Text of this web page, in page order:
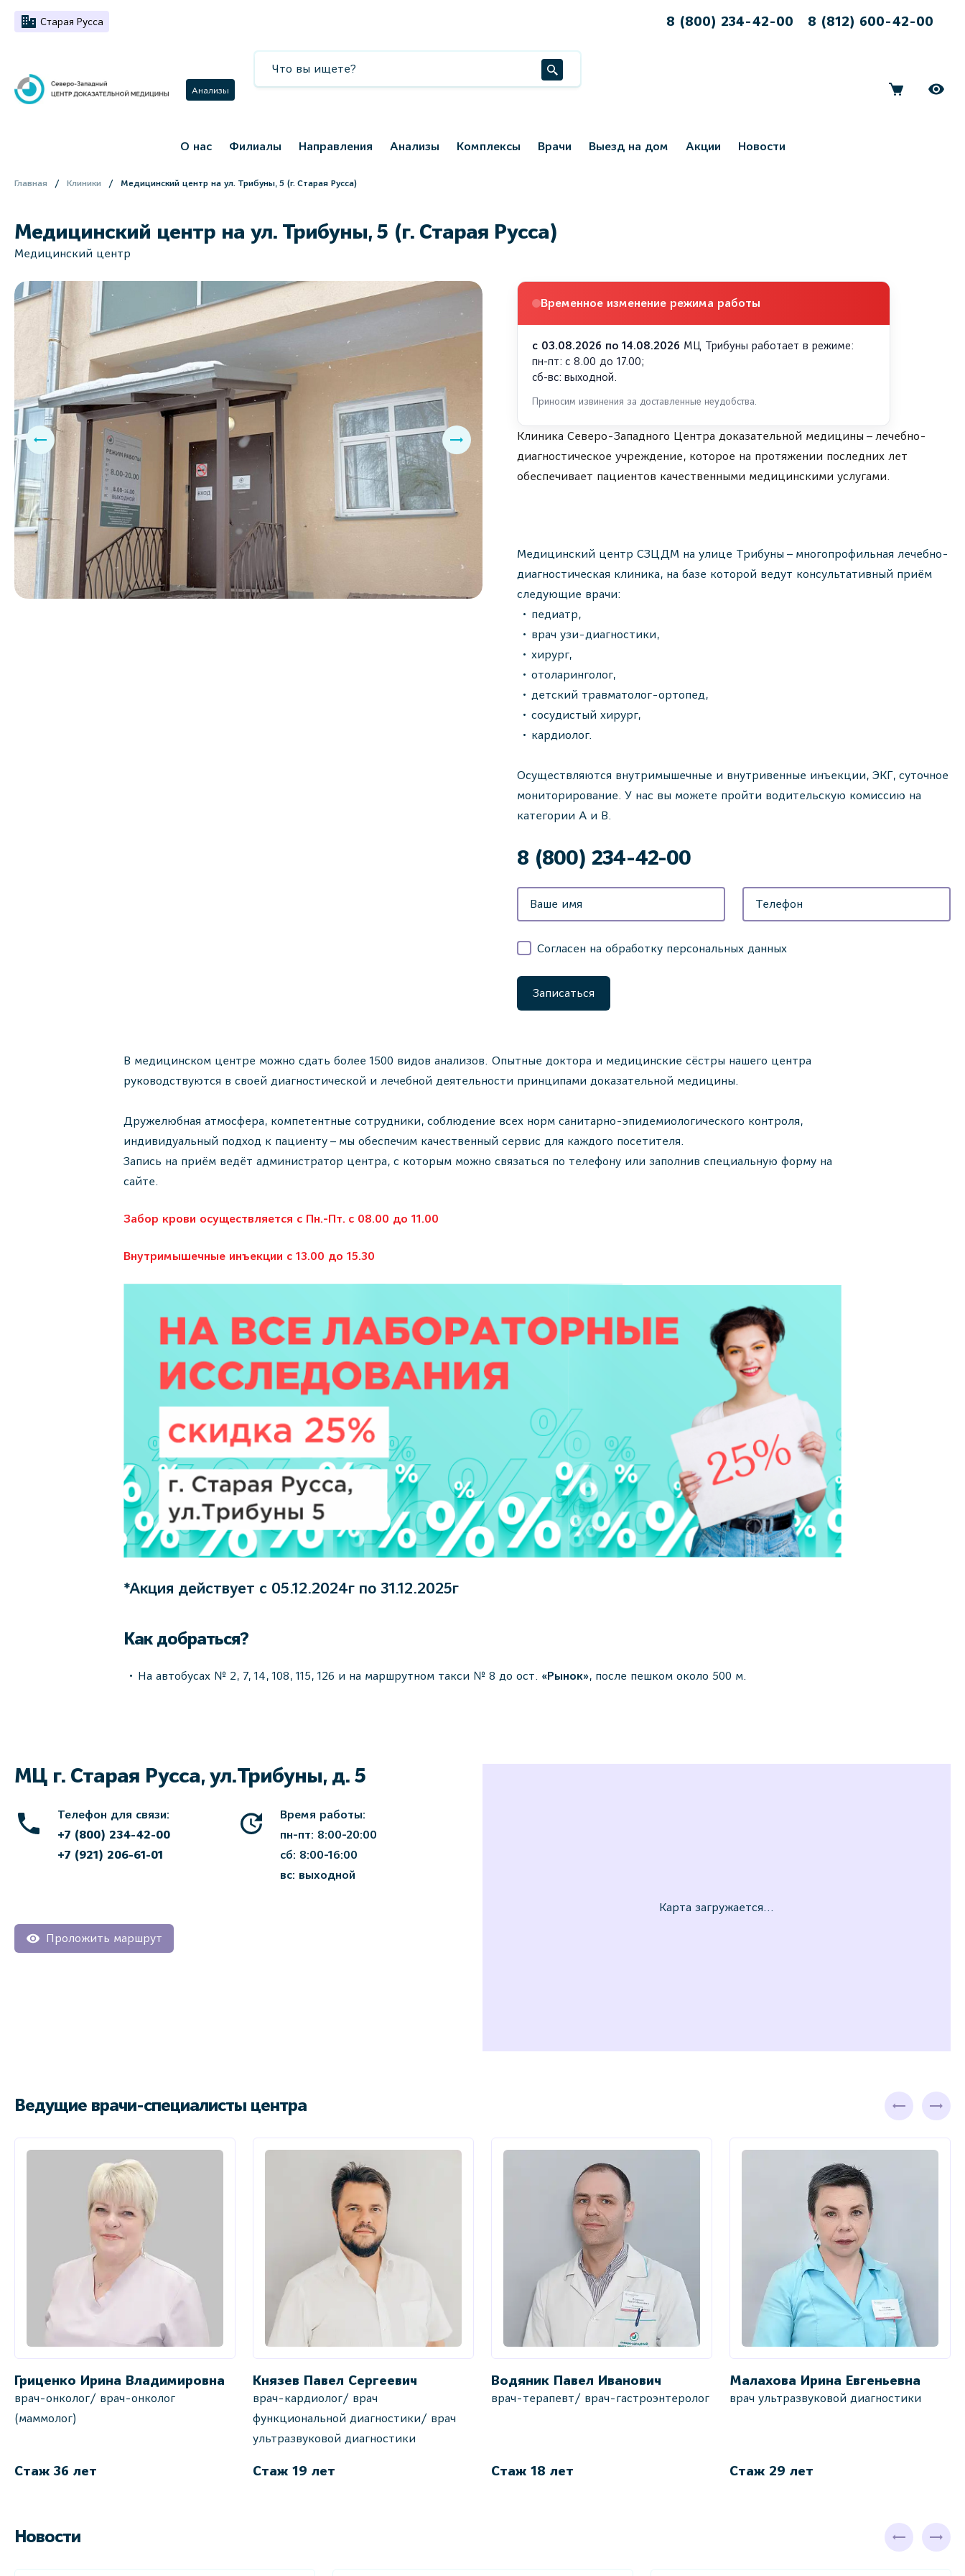
Старая Русса 8 (800) 234-42-00 8 (812) 600-42-00
Анализы
О нас Филиалы Направления Анализы Комплексы Врачи Выезд на дом Акции Новости
Главная Клиники Медицинский центр на ул. Трибуны, 5 (г. Старая Русса)
Медицинский центр на ул. Трибуны, 5 (г. Старая Русса)
Медицинский центр
Временное изменение режима работы
с 03.08.2026 по 14.08.2026 МЦ Трибуны работает в режиме:
пн-пт: с 8.00 до 17.00;
сб-вс: выходной.
Приносим извинения за доставленные неудобства.
Клиника Северо-Западного Центра доказательной медицины – лечебно-
диагностическое учреждение, которое на протяжении последних лет
обеспечивает пациентов качественными медицинскими услугами.
Медицинский центр СЗЦДМ на улице Трибуны – многопрофильная лечебно-
диагностическая клиника, на базе которой ведут консультативный приём
следующие врачи:
педиатр,
врач узи-диагностики,
хирург,
отоларинголог,
детский травматолог-ортопед,
сосудистый хирург,
кардиолог.
Осуществляются внутримышечные и внутривенные инъекции, ЭКГ, суточное
мониторирование. У нас вы можете пройти водительскую комиссию на
категории А и В.
8 (800) 234-42-00
Согласен на обработку персональных данных
Записаться
В медицинском центре можно сдать более 1500 видов анализов. Опытные доктора и медицинские сёстры нашего центра
руководствуются в своей диагностической и лечебной деятельности принципами доказательной медицины.
Дружелюбная атмосфера, компетентные сотрудники, соблюдение всех норм санитарно-эпидемиологического контроля,
индивидуальный подход к пациенту – мы обеспечим качественный сервис для каждого посетителя.
Запись на приём ведёт администратор центра, с которым можно связаться по телефону или заполнив специальную форму на
сайте.
Забор крови осуществляется с Пн.-Пт. с 08.00 до 11.00
Внутримышечные инъекции с 13.00 до 15.30
*Акция действует с 05.12.2024г по 31.12.2025г
Как добраться?
На автобусах № 2, 7, 14, 108, 115, 126 и на маршрутном такси № 8 до ост. «Рынок», после пешком около 500 м.
МЦ г. Старая Русса, ул.Трибуны, д. 5
Телефон для связи:
+7 (800) 234-42-00
+7 (921) 206-61-01
Время работы:
пн-пт: 8:00-20:00
сб: 8:00-16:00
вс: выходной
Проложить маршрут
Ведущие врачи-специалисты центра
Гриценко Ирина Владимировна
врач-онколог/ врач-онколог
(маммолог)
Стаж 36 лет
Князев Павел Сергеевич
врач-кардиолог/ врач
функциональной диагностики/ врач
ультразвуковой диагностики
Стаж 19 лет
Водяник Павел Иванович
врач-терапевт/ врач-гастроэнтеролог
Стаж 18 лет
Малахова Ирина Евгеньевна
врач ультразвуковой диагностики
Стаж 29 лет
Новости